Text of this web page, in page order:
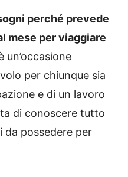
perché prevede
mese per viaggiare
un’occasione
per chiunque sia
e di un lavoro
di conoscere tutto
da possedere per